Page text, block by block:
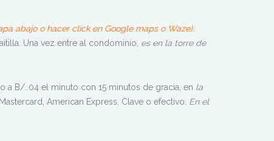
abajo o hacer click en Google maps o Waze).
Una vez entre al condominio, es en la torre de
a B/..04 el minuto con 15 minutos de gracia, en la
American Express, Clave o efectivo. En el